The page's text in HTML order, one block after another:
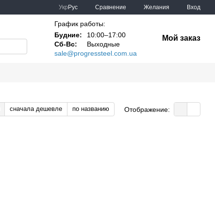
Укр Рус Сравнение Желания Вход
График работы:
Будние:
10:00–17:00
Сб-Вс:
Выходные
sale@progressteel.com.ua
Мой заказ
сначала дешевле по названию Отображение: